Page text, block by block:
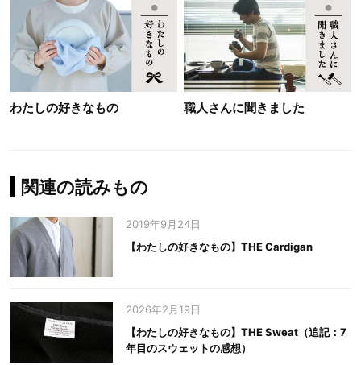
わたしの好きなもの 職人さんに聞きました
関連の読みもの
2019年9月24日
【わたしの好きなもの】THE Cardigan
2026年2月19日
【わたしの好きなもの】THE Sweat（追記：7
年目のスウェットの感想）